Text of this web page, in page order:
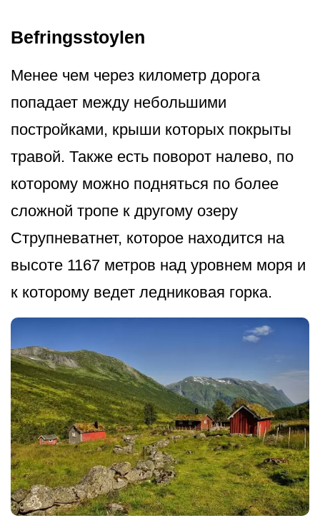
Befringsstoylen
Менее чем через километр дорога
попадает между небольшими
постройками, крыши которых покрыты
травой. Также есть поворот налево, по
которому можно подняться по более
сложной тропе к другому озеру
Струпневатнет, которое находится на
высоте 1167 метров над уровнем моря и
к которому ведет ледниковая горка.